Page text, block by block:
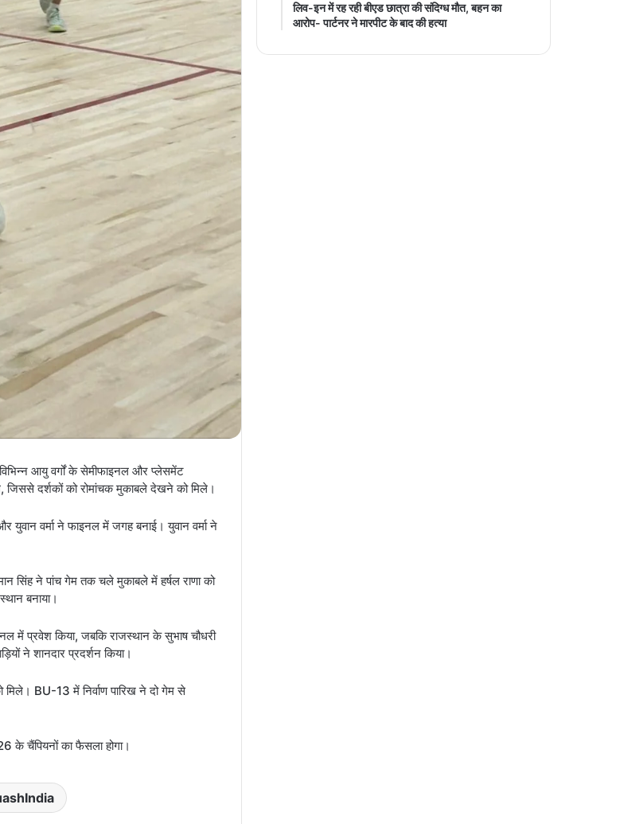
आयु वर्गों के सेमीफाइनल और प्लेसमेंट
जिससे दर्शकों को रोमांचक मुकाबले देखने को मिले।
वर्मा ने फाइनल में जगह बनाई। युवान वर्मा ने
सिंह ने पांच गेम तक चले मुकाबले में हर्षल राणा को
बनाया।
में प्रवेश किया, जबकि राजस्थान के सुभाष चौधरी
ने शानदार प्रदर्शन किया।
BU-13 में निर्वाण पारिख ने दो गेम से
चैंपियनों का फैसला होगा।
लिव-इन में रह रही बीएड छात्रा की संदिग्ध मौत, बहन का
आरोप- पार्टनर ने मारपीट के बाद की हत्या